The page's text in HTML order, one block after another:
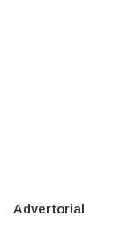
Advertorial